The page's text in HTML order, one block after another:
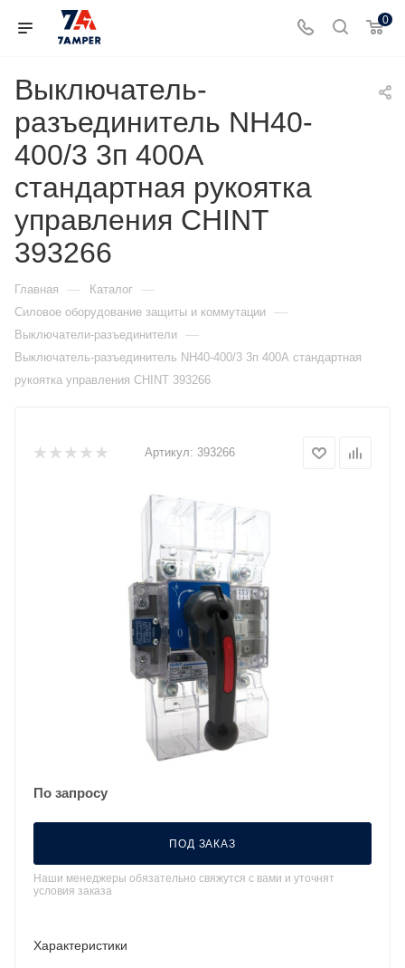
0
Выключатель-
разъединитель NH40-
400/3 3п 400А
стандартная рукоятка
управления CHINT
393266
Главная — Каталог —
Силовое оборудование защиты и коммутации —
Выключатели-разъединители —
Выключатель-разъединитель NH40-400/3 3п 400А стандартная
рукоятка управления CHINT 393266
Артикул: 393266
По запросу
ПОД ЗАКАЗ
Наши менеджеры обязательно свяжутся с вами и уточнят
условия заказа
Характеристики